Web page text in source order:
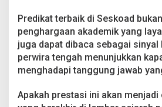
Predikat terbaik di Seskoad
penghargaan akademik yang
juga dapat dibaca sebagai sinyal
perwira tengah menunjukkan
menghadapi tanggung jawab
Apakah prestasi ini akan